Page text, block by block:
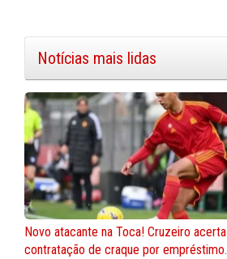
Notícias mais lidas
Novo atacante na Toca! Cruzeiro acerta
contratação de craque por empréstimo.